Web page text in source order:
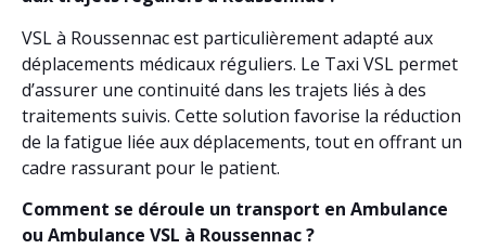
VSL à Roussennac est particulièrement adapté aux
déplacements médicaux réguliers. Le Taxi VSL permet
d’assurer une continuité dans les trajets liés à des
traitements suivis. Cette solution favorise la réduction
de la fatigue liée aux déplacements, tout en offrant un
cadre rassurant pour le patient.
Comment se déroule un transport en Ambulance
ou Ambulance VSL à Roussennac ?